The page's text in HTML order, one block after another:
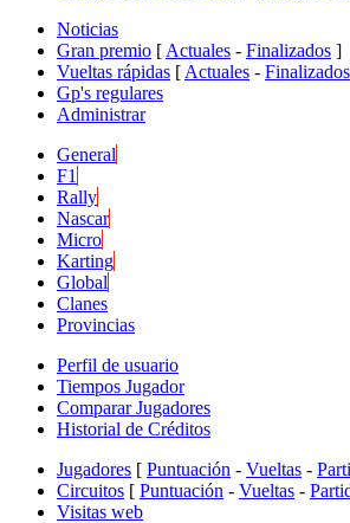
Noticias
Gran premio [ Actuales - Finalizados ]
Vueltas rápidas [ Actuales - Finalizados
Gp's regulares
Administrar
General
F1
Rally
Nascar
Micro
Karting
Global
Clanes
Provincias
Perfil de usuario
Tiempos Jugador
Comparar Jugadores
Historial de Créditos
Jugadores [ Puntuación - Vueltas -
Circuitos [ Puntuación - Vueltas -
Visitas web